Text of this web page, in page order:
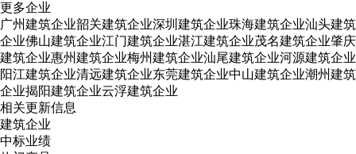
更多企业
广州建筑企业韶关建筑企业深圳建筑企业珠海建筑企业汕头建筑
企业佛山建筑企业江门建筑企业湛江建筑企业茂名建筑企业肇庆
建筑企业惠州建筑企业梅州建筑企业汕尾建筑企业河源建筑企业
阳江建筑企业清远建筑企业东莞建筑企业中山建筑企业潮州建筑
企业揭阳建筑企业云浮建筑企业
相关更新信息
建筑企业
中标业绩